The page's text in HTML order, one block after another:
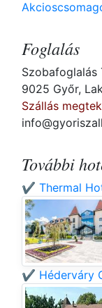
Foglalás
Szobafoglalás
9025 Győr,
Szállás
További
✔️ Thermal
✔️ Héderváry